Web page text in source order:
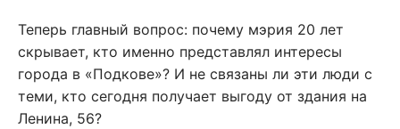
Теперь главный вопрос: почему мэрия 20 лет
скрывает, кто именно представлял интересы
города в «Подкове»? И не связаны ли эти люди с
теми, кто сегодня получает выгоду от здания на
Ленина, 56?